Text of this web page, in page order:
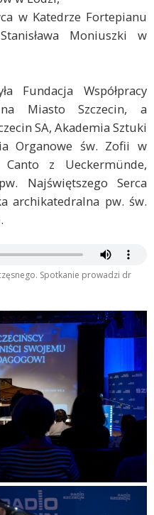
w Katedrze Fortepianu
Moniuszki w
Fundacja Współpracy
Miasto Szczecin, a
SA, Akademia Sztuki
Organowe św. Zofii w
z Ueckermünde,
Najświętszego Serca
archikatedralna pw. św.
Spotkanie prowadzi dr